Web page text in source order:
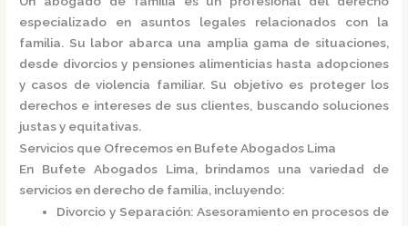
especializado en asuntos legales relacionados con la
familia. Su labor abarca una amplia gama de situaciones,
desde divorcios y pensiones alimenticias hasta adopciones
y casos de violencia familiar. Su objetivo es proteger los
derechos e intereses de sus clientes, buscando soluciones
justas y equitativas.
Servicios que Ofrecemos en Bufete Abogados Lima
En Bufete Abogados Lima, brindamos una variedad de
servicios en derecho de familia, incluyendo:
Divorcio y Separación: Asesoramiento en procesos de